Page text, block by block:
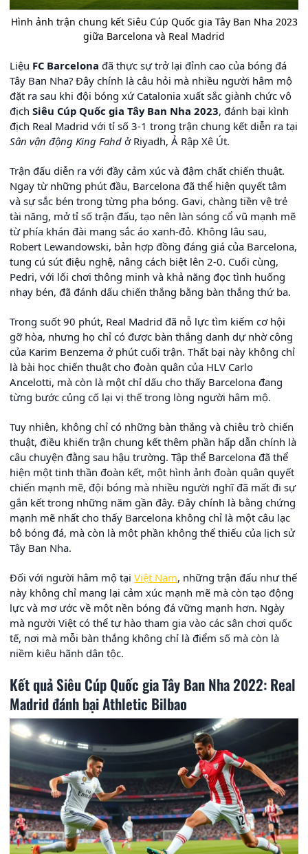
Hình ảnh trận chung kết Siêu Cúp Quốc gia Tây Ban Nha 2023
giữa Barcelona và Real Madrid
Liệu FC Barcelona đã thực sự trở lại đỉnh cao của bóng đá
Tây Ban Nha? Đây chính là câu hỏi mà nhiều người hâm mộ
đặt ra sau khi đội bóng xứ Catalonia xuất sắc giành chức vô
địch Siêu Cúp Quốc gia Tây Ban Nha 2023, đánh bại kình
địch Real Madrid với tỉ số 3-1 trong trận chung kết diễn ra tại
Sân vận động King Fahd ở Riyadh, Ả Rập Xê Út.
Trận đấu diễn ra với đầy cảm xúc và đậm chất chiến thuật.
Ngay từ những phút đầu, Barcelona đã thể hiện quyết tâm
và sự sắc bén trong từng pha bóng. Gavi, chàng tiền vệ trẻ
tài năng, mở tỉ số trận đấu, tạo nên làn sóng cổ vũ mạnh mẽ
từ phía khán đài mang sắc áo xanh-đỏ. Không lâu sau,
Robert Lewandowski, bản hợp đồng đáng giá của Barcelona,
tung cú sút điệu nghệ, nâng cách biệt lên 2-0. Cuối cùng,
Pedri, với lối chơi thông minh và khả năng đọc tình huống
nhạy bén, đã đánh dấu chiến thắng bằng bàn thắng thứ ba.
Trong suốt 90 phút, Real Madrid đã nỗ lực tìm kiếm cơ hội
gỡ hòa, nhưng họ chỉ có được bàn thắng danh dự nhờ công
của Karim Benzema ở phút cuối trận. Thất bại này không chỉ
là bài học chiến thuật cho đoàn quân của HLV Carlo
Ancelotti, mà còn là một chỉ dấu cho thấy Barcelona đang
từng bước củng cố lại vị thế trong lòng người hâm mộ.
Tuy nhiên, không chỉ có những bàn thắng và chiêu trò chiến
thuật, điều khiến trận chung kết thêm phần hấp dẫn chính là
câu chuyện đằng sau hậu trường. Tập thể Barcelona đã thể
hiện một tinh thần đoàn kết, một hình ảnh đoàn quân quyết
chiến mạnh mẽ, đội bóng mà nhiều người nghĩ đã mất đi sự
gắn kết trong những năm gần đây. Đây chính là bằng chứng
mạnh mẽ nhất cho thấy Barcelona không chỉ là một câu lạc
bộ bóng đá, mà còn là một phần không thể thiếu của lịch sử
Tây Ban Nha.
Đối với người hâm mộ tại Việt Nam, những trận đấu như thế
này không chỉ mang lại cảm xúc mạnh mẽ mà còn tạo động
lực và mơ ước về một nền bóng đá vững mạnh hơn. Ngày
mà người Việt có thể tự hào tham gia vào các sân chơi quốc
tế, nơi mà mỗi bàn thắng không chỉ là điểm số mà còn là
niềm kiêu hãnh dân tộc.
Kết quả Siêu Cúp Quốc gia Tây Ban Nha 2022: Real
Madrid đánh bại Athletic Bilbao